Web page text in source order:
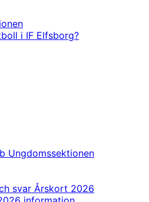
i IF Elfsborg?
Ungdomssektionen
svar Årskort 2026